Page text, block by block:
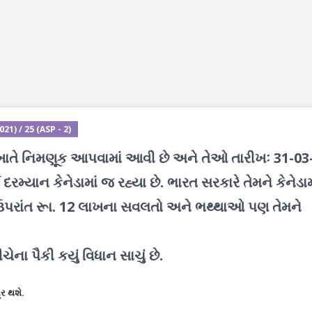
/ 25 (ASP - 2)
ખાતે નિમણૂક આપવામાં આવી છે અને તેઓ તારીખઃ 31-
દરમ્યાન કેનેડામાં જ રહ્યા છે. ભારત સરકારે તેમને
રૂા. 12 લાખના સવલતો અને ભથ્થાઓ પણ તેમને
પૈકી કયું વિધાન સાચું છે.
થશે.